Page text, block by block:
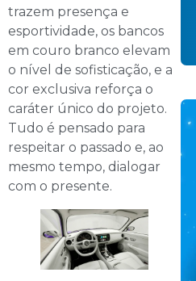
trazem presença e
esportividade, os bancos
em couro branco elevam
o nível de sofisticação, e a
cor exclusiva reforça o
caráter único do projeto.
Tudo é pensado para
respeitar o passado e, ao
mesmo tempo, dialogar
com o presente.